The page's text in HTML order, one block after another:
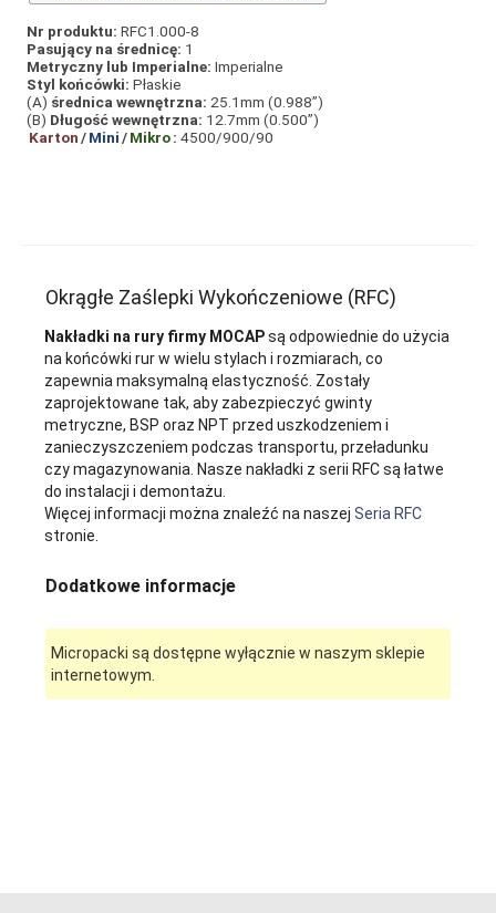
Nr produktu: RFC1.000-8
Pasujący na średnicę: 1
Metryczny lub Imperialne: Imperialne
Styl końcówki: Płaskie
(A) średnica wewnętrzna: 25.1mm (0.988”)
(B) Długość wewnętrzna: 12.7mm (0.500”)
Karton/Mini/Mikro: 4500/900/90
Okrągłe Zaślepki Wykończeniowe (RFC)
Nakładki na rury firmy MOCAPsą odpowiednie do użycia
na końcówki rur w wielu stylach i rozmiarach, co
zapewnia maksymalną elastyczność. Zostały
zaprojektowane tak, aby zabezpieczyć gwinty
metryczne, BSP oraz NPT przed uszkodzeniem i
zanieczyszczeniem podczas transportu, przeładunku
czy magazynowania. Nasze nakładki z serii RFC są łatwe
do instalacji i demontażu.
Więcej informacji można znaleźć na naszejSeria RFC
stronie.
Dodatkowe informacje
Micropacki są dostępne wyłącznie w naszym sklepie
internetowym.